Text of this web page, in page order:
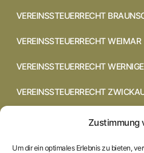
Zustimmung
Um dir ein optimales Erlebnis zu bieten,
VEREINSSTEUERRECHT
VEREINSSTEUERRECHT WEIMAR
VEREINSSTEUERRECHT
VEREINSSTEUERRECHT
VEREINSSTEUERRECHT CHEMNITZ